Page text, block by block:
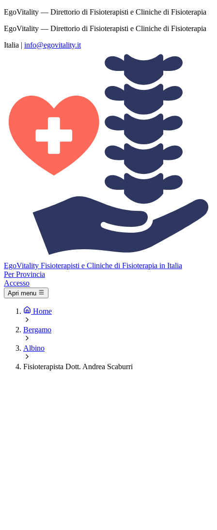
EgoVitality — Direttorio di Fisioterapisti e Cliniche di Fisioterapia
EgoVitality — Direttorio di Fisioterapisti e Cliniche di Fisioterapia
Italia | info@egovitality.it
EgoVitality Fisioterapisti e Cliniche di Fisioterapia in Italia
Per Provincia
Accesso
Apri menu
Home
Bergamo
Albino
Fisioterapista Dott. Andrea Scaburri